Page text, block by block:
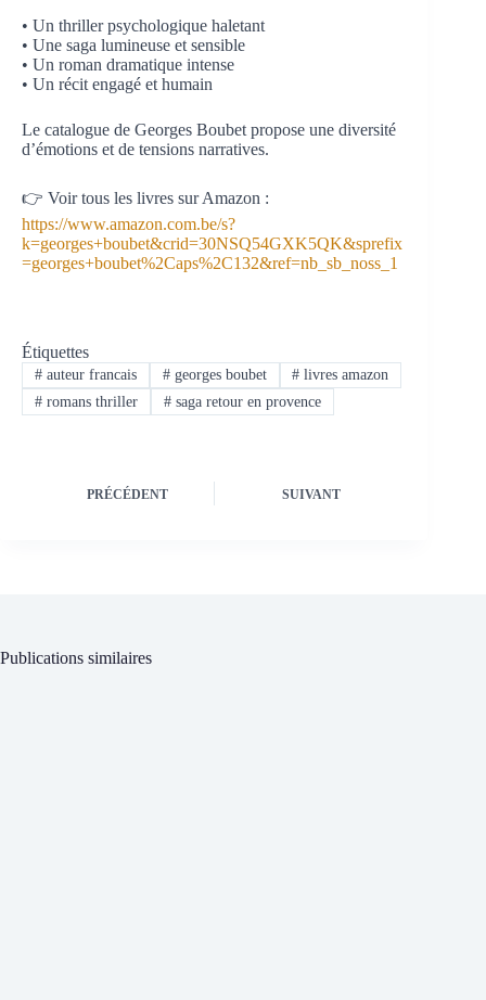
• Un thriller psychologique haletant
• Une saga lumineuse et sensible
• Un roman dramatique intense
• Un récit engagé et humain
Le catalogue de Georges Boubet propose une diversité
d’émotions et de tensions narratives.
👉 Voir tous les livres sur Amazon :
https://www.amazon.com.be/s?
k=georges+boubet&crid=30NSQ54GXK5QK&sprefix
=georges+boubet%2Caps%2C132&ref=nb_sb_noss_1
Étiquettes
#auteur francais #georges boubet # livres amazon
#romans thriller #saga retour en provence
PRÉCÉDENT SUIVANT
Publications similaires